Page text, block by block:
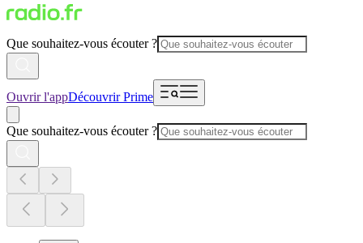
Que souhaitez-vous écouter ?
Ouvrir l'appDécouvrir Prime
Que souhaitez-vous écouter ?